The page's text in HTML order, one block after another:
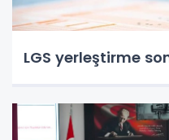
LGS yerleştirme